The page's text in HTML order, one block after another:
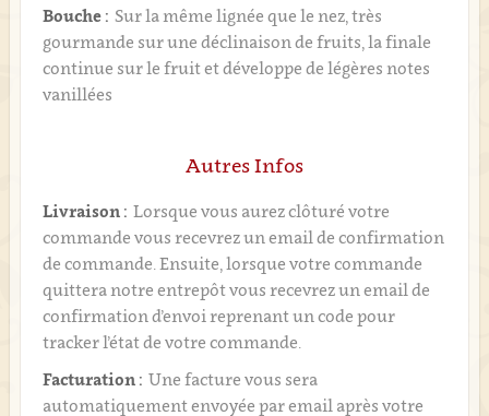
Bouche : Sur la même lignée que le nez, très
gourmande sur une déclinaison de fruits, la finale
continue sur le fruit et développe de légères notes
vanillées
Autres Infos
Livraison : Lorsque vous aurez clôturé votre
commande vous recevrez un email de confirmation
de commande. Ensuite, lorsque votre commande
quittera notre entrepôt vous recevrez un email de
confirmation d’envoi reprenant un code pour
tracker l’état de votre commande.
Facturation : Une facture vous sera
automatiquement envoyée par email après votre